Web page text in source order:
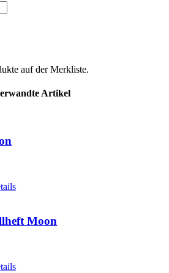
auf der Merkliste.
Artikel
Moon